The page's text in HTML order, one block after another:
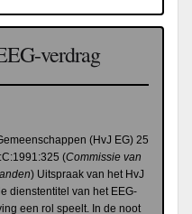
verdrag
(HvJ EG) 25
(Commissie van
) Uitspraak van het HvJ
dienstentitel van het EEG-
een rol speelt. In de noot